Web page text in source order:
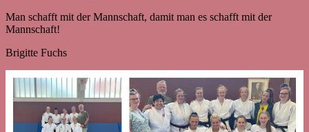
Man schafft mit der Mannschaft, damit man es schafft mit der
Mannschaft!
Brigitte Fuchs